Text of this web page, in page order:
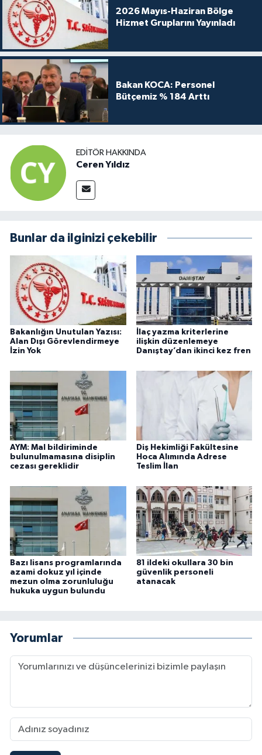
2026 Mayıs-Haziran Bölge
Hizmet Gruplarını Yayınladı
Bakan KOCA: Personel
Bütçemiz % 184 Arttı
EDITÖR HAKKINDA
Ceren Yıldız
Bunlar da ilginizi çekebilir
Bakanlığın Unutulan Yazısı:
Alan Dışı Görevlendirmeye
İzin Yok
İlaç yazma kriterlerine
ilişkin düzenlemeye
Danıştay’dan ikinci kez fren
AYM: Mal bildiriminde
bulunulmamasına disiplin
cezası gereklidir
Diş Hekimliği Fakültesine
Hoca Alımında Adrese
Teslim İlan
Bazı lisans programlarında
azami dokuz yıl içinde
mezun olma zorunluluğu
hukuka uygun bulundu
81 ildeki okullara 30 bin
güvenlik personeli
atanacak
Yorumlar